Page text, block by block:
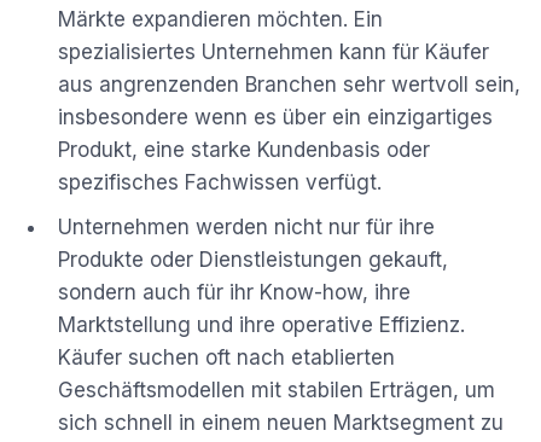
Märkte expandieren möchten. Ein
spezialisiertes Unternehmen kann für Käufer
aus angrenzenden Branchen sehr wertvoll sein,
insbesondere wenn es über ein einzigartiges
Produkt, eine starke Kundenbasis oder
spezifisches Fachwissen verfügt.
Unternehmen werden nicht nur für ihre
Produkte oder Dienstleistungen gekauft,
sondern auch für ihr Know-how, ihre
Marktstellung und ihre operative Effizienz.
Käufer suchen oft nach etablierten
Geschäftsmodellen mit stabilen Erträgen, um
sich schnell in einem neuen Marktsegment zu